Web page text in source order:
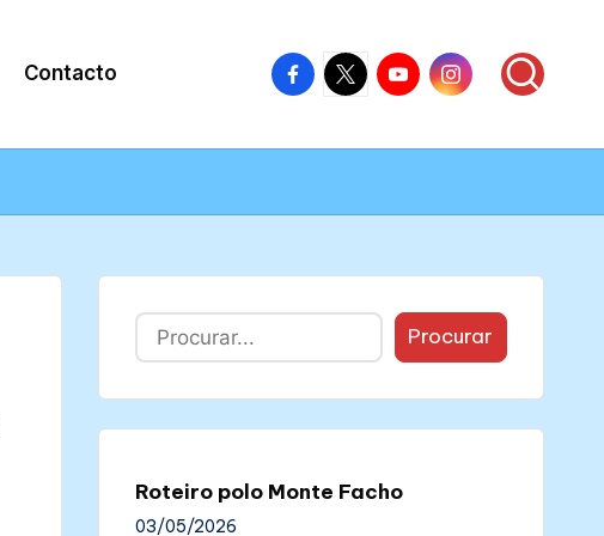
Contacto
Facebook
–
Nós
X
–
Nós
Youtube
–
Nós
Instagram
–
Nós
Buscar Procurar
Roteiro polo Monte Facho
03/05/2026